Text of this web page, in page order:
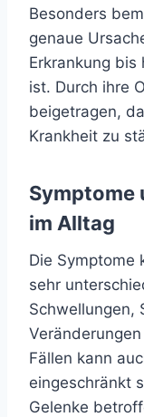
Besonders
genaue
Erkrankung
ist. Durch ihre
beigetragen,
Krankheit zu
Symptome
im Alltag
Die Symptome
sehr
Schwellungen,
Fällen kann
eingeschränkt
Gelenke